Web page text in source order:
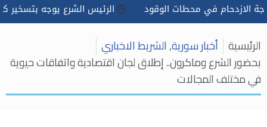
في محطات الوقود الرئيس الشرع يوجه بتسخير كل
الرئيسية أخبار سورية,الشريط الاخباري
بحضور الشرع وماكرون.. إطلاق لجان اقتصادية واتفاقات حيوية
في مختلف المجالات